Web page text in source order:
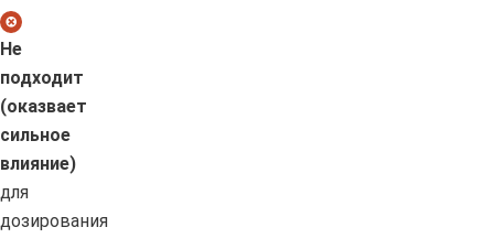
Не
подходит
(оказвает
сильное
влияние)
для
дозирования